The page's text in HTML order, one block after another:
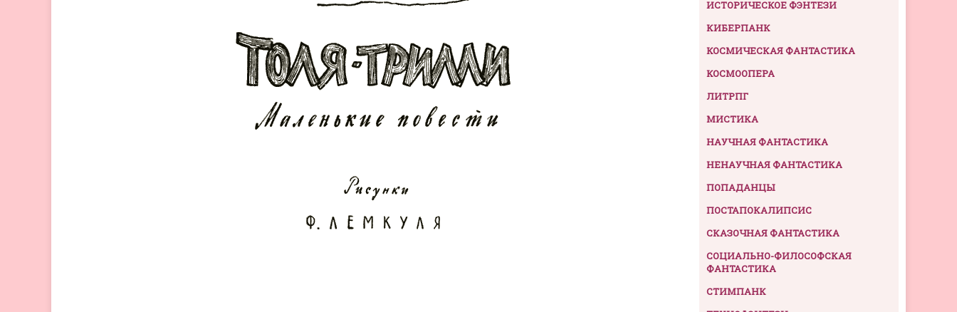
ИСТОРИЧЕСКОЕ ФЭНТЕЗИ
КИБЕРПАНК
КОСМИЧЕСКАЯ ФАНТАСТИКА
КОСМООПЕРА
ЛИТРПГ
МИСТИКА
НАУЧНАЯ ФАНТАСТИКА
НЕНАУЧНАЯ ФАНТАСТИКА
ПОПАДАНЦЫ
ПОСТАПОКАЛИПСИС
СКАЗОЧНАЯ ФАНТАСТИКА
СОЦИАЛЬНО-ФИЛОСОФСКАЯ
ФАНТАСТИКА
СТИМПАНК